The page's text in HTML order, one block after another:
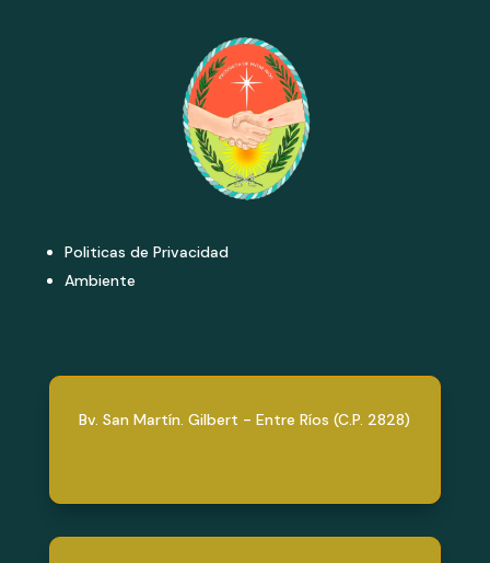
Politicas de Privacidad
Ambiente
Bv. San Martín. Gilbert - Entre Ríos (C.P. 2828)